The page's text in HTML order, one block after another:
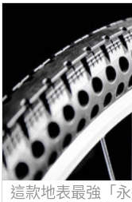
這款地表最強「